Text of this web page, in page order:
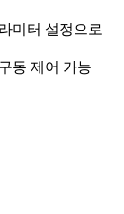
미터 설정으로
동 제어 가능